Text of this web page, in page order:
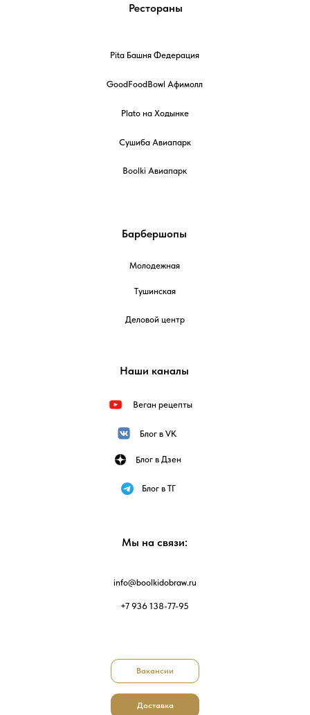
Барбершопы
Молодежная
Тушинская
Деловой центр
Рестораны
Pita Башня Федерация
GoodFoodBowl Афимолл
Plato на Ходынке
Сушиба Авиапарк
Boolki Авиапарк
Наши каналы
Блог в VK
Веган рецепты
Блог в ТГ
Блог в Дзен
Мы на связи:
info@boolkidobraw.ru
+7 936 138-77-95
Доставка
Вакансии